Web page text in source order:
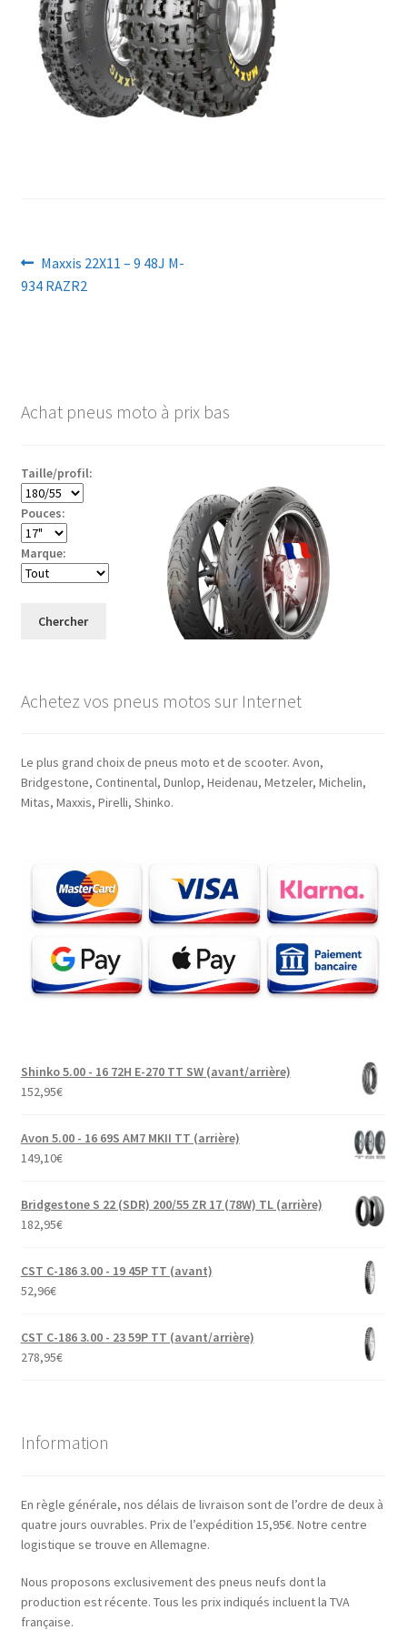
Navigation
de
Article
précédent :
Maxxis 22X11 – 9 48J M-
934 RAZR2
Achat pneus moto à prix bas
Taille/profil:
Pouces:
Marque:
Chercher
Achetez vos pneus motos sur Internet
Le plus grand choix de pneus moto et de scooter. Avon,
Bridgestone, Continental, Dunlop, Heidenau, Metzeler, Michelin,
Mitas, Maxxis, Pirelli, Shinko.
Shinko 5.00 - 16 72H E-270 TT SW (avant/arrière)
152,95€
Avon 5.00 - 16 69S AM7 MKII TT (arrière)
149,10€
Bridgestone S 22 (SDR) 200/55 ZR 17 (78W) TL (arrière)
182,95€
CST C-186 3.00 - 19 45P TT (avant)
52,96€
CST C-186 3.00 - 23 59P TT (avant/arrière)
278,95€
Information
En règle générale, nos délais de livraison sont de l’ordre de deux à
quatre jours ouvrables. Prix de l’expédition 15,95€. Notre centre
logistique se trouve en Allemagne.
Nous proposons exclusivement des pneus neufs dont la
production est récente. Tous les prix indiqués incluent la TVA
française.